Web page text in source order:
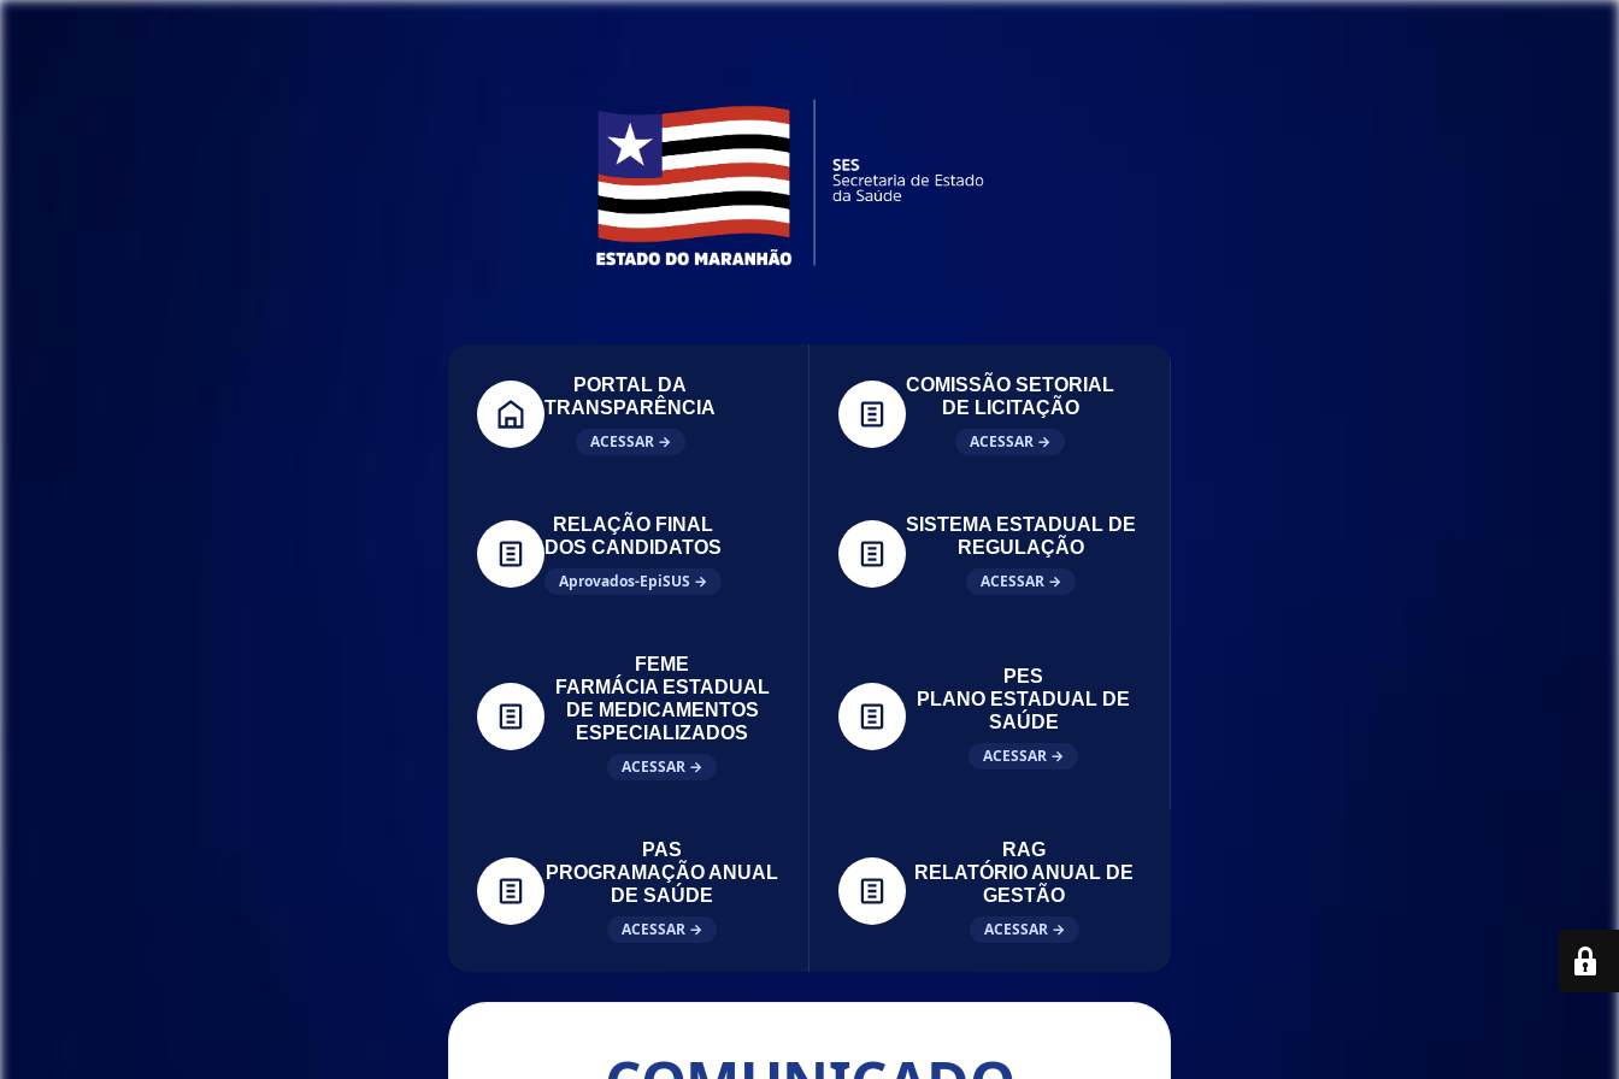
PORTAL DA
TRANSPARÊNCIA
ACESSAR →
COMISSÃO SETORIAL
DE LICITAÇÃO
ACESSAR →
RELAÇÃO FINAL
DOS CANDIDATOS
Aprovados-EpiSUS →
SISTEMA ESTADUAL DE
REGULAÇÃO
ACESSAR →
FEME
FARMÁCIA ESTADUAL
DE MEDICAMENTOS
ESPECIALIZADOS
ACESSAR →
PES
PLANO ESTADUAL DE
SAÚDE
ACESSAR →
PAS
PROGRAMAÇÃO ANUAL
DE SAÚDE
ACESSAR →
RAG
RELATÓRIO ANUAL DE
GESTÃO
ACESSAR →